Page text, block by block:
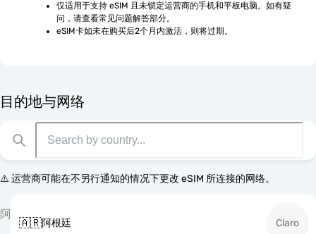
仅适用于支持 eSIM 且未锁定运营商的手机和平板电脑。如有疑
问，请查看常见问题解答部分。
eSIM卡如未在购买后2个月内激活，则将过期。
目的地与网络
⚠️ 运营商可能在不另行通知的情况下更改 eSIM 所连接的网络。
阿
🇦🇷阿根廷 Claro